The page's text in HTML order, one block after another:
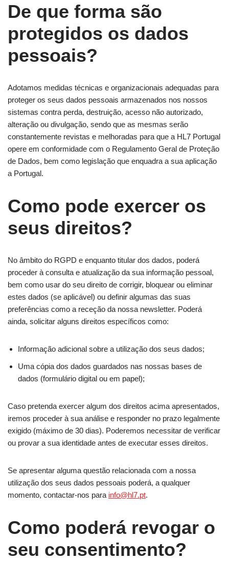
De que forma são
protegidos os dados
pessoais?
Adotamos medidas técnicas e organizacionais adequadas para
proteger os seus dados pessoais armazenados nos nossos
sistemas contra perda, destruição, acesso não autorizado,
alteração ou divulgação, sendo que as mesmas serão
constantemente revistas e melhoradas para que a HL7 Portugal
opere em conformidade com o Regulamento Geral de Proteção
de Dados, bem como legislação que enquadra a sua aplicação
a Portugal.
Como pode exercer os
seus direitos?
No âmbito do RGPD e enquanto titular dos dados, poderá
proceder à consulta e atualização da sua informação pessoal,
bem como usar do seu direito de corrigir, bloquear ou eliminar
estes dados (se aplicável) ou definir algumas das suas
preferências como a receção da nossa newsletter. Poderá
ainda, solicitar alguns direitos específicos como:
Informação adicional sobre a utilização dos seus dados;
Uma cópia dos dados guardados nas nossas bases de
dados (formulário digital ou em papel);
Caso pretenda exercer algum dos direitos acima apresentados,
iremos proceder à sua análise e responder no prazo legalmente
exigido (máximo de 30 dias). Poderemos necessitar de verificar
ou provar a sua identidade antes de executar esses direitos.
Se apresentar alguma questão relacionada com a nossa
utilização dos seus dados pessoais poderá, a qualquer
momento, contactar-nos para info@hl7.pt.
Como poderá revogar o
seu consentimento?